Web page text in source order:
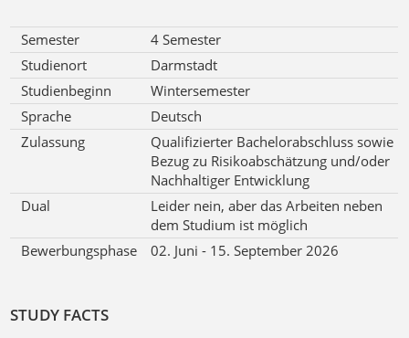
Semester
4 Semester
Studienort
Darmstadt
Studienbeginn
Wintersemester
Sprache
Deutsch
Zulassung
Qualifizierter Bachelorabschluss sowie
Bezug zu Risikoabschätzung und/oder
Nachhaltiger Entwicklung
Dual
Leider nein, aber das Arbeiten neben
dem Studium ist möglich
Bewerbungsphase
02. Juni - 15. September 2026
STUDY FACTS